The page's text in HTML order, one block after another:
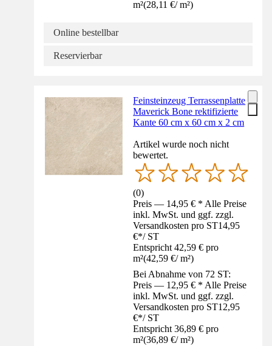
m²(28,11 €/ m²)
Online bestellbar
Reservierbar
Feinsteinzeug Terrassenplatte
Maverick Bone rektifizierte
Kante 60 cm x 60 cm x 2 cm
Artikel wurde noch nicht
bewertet.
(0)
Preis — 14,95 € * Alle Preise
inkl. MwSt. und ggf. zzgl.
Versandkosten pro ST14,95
€*/ ST
Entspricht 42,59 € pro
m²(42,59 €/ m²)
Bei Abnahme von 72 ST:
Preis — 12,95 € * Alle Preise
inkl. MwSt. und ggf. zzgl.
Versandkosten pro ST12,95
€*/ ST
Entspricht 36,89 € pro
m²(36,89 €/ m²)